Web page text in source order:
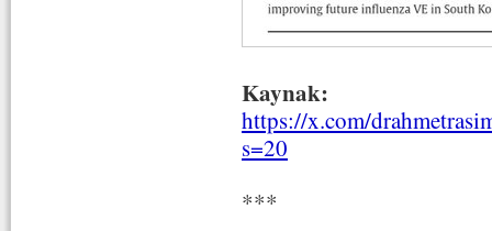
Kaynak:
https://x.com/
s=20
***